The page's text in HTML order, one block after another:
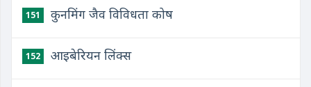
151 कुनमिंग जैव विविधता कोष
152 आइबेरियन लिंक्स